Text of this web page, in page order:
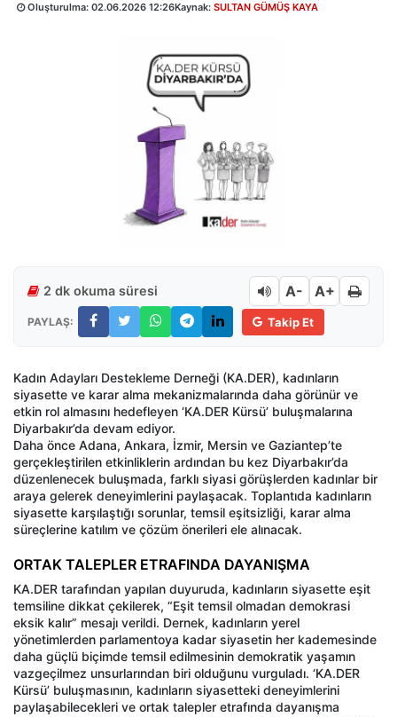
Oluşturulma: 02.06.2026 12:26Kaynak: SULTAN GÜMÜŞ KAYA
2 dk okuma süresi A- A+
PAYLAŞ: Takip Et
Kadın Adayları Destekleme Derneği (KA.DER), kadınların
siyasette ve karar alma mekanizmalarında daha görünür ve
etkin rol almasını hedefleyen ‘KA.DER Kürsü’ buluşmalarına
Diyarbakır’da devam ediyor.
Daha önce Adana, Ankara, İzmir, Mersin ve Gaziantep’te
gerçekleştirilen etkinliklerin ardından bu kez Diyarbakır’da
düzenlenecek buluşmada, farklı siyasi görüşlerden kadınlar bir
araya gelerek deneyimlerini paylaşacak. Toplantıda kadınların
siyasette karşılaştığı sorunlar, temsil eşitsizliği, karar alma
süreçlerine katılım ve çözüm önerileri ele alınacak.
ORTAK TALEPLER ETRAFINDA DAYANIŞMA
KA.DER tarafından yapılan duyuruda, kadınların siyasette eşit
temsiline dikkat çekilerek, “Eşit temsil olmadan demokrasi
eksik kalır” mesajı verildi. Dernek, kadınların yerel
yönetimlerden parlamentoya kadar siyasetin her kademesinde
daha güçlü biçimde temsil edilmesinin demokratik yaşamın
vazgeçilmez unsurlarından biri olduğunu vurguladı. ‘KA.DER
Kürsü’ buluşmasının, kadınların siyasetteki deneyimlerini
paylaşabilecekleri ve ortak talepler etrafında dayanışma